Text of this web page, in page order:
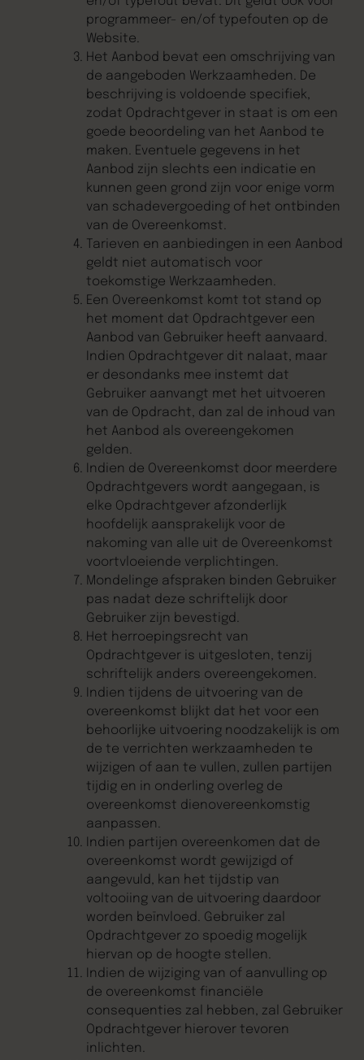
programmeer- en/of typefouten op de
Website.
Het Aanbod bevat een omschrijving van
de aangeboden Werkzaamheden. De
beschrijving is voldoende specifiek,
zodat Opdrachtgever in staat is om een
goede beoordeling van het Aanbod te
maken. Eventuele gegevens in het
Aanbod zijn slechts een indicatie en
kunnen geen grond zijn voor enige vorm
van schadevergoeding of het ontbinden
van de Overeenkomst.
Tarieven en aanbiedingen in een Aanbod
geldt niet automatisch voor
toekomstige Werkzaamheden.
Een Overeenkomst komt tot stand op
het moment dat Opdrachtgever een
Aanbod van Gebruiker heeft aanvaard.
Indien Opdrachtgever dit nalaat, maar
er desondanks mee instemt dat
Gebruiker aanvangt met het uitvoeren
van de Opdracht, dan zal de inhoud van
het Aanbod als overeengekomen
gelden.
Indien de Overeenkomst door meerdere
Opdrachtgevers wordt aangegaan, is
elke Opdrachtgever afzonderlijk
hoofdelijk aansprakelijk voor de
nakoming van alle uit de Overeenkomst
voortvloeiende verplichtingen.
Mondelinge afspraken binden Gebruiker
pas nadat deze schriftelijk door
Gebruiker zijn bevestigd.
Het herroepingsrecht van
Opdrachtgever is uitgesloten, tenzij
schriftelijk anders overeengekomen.
Indien tijdens de uitvoering van de
overeenkomst blijkt dat het voor een
behoorlijke uitvoering noodzakelijk is om
de te verrichten werkzaamheden te
wijzigen of aan te vullen, zullen partijen
tijdig en in onderling overleg de
overeenkomst dienovereenkomstig
aanpassen.
Indien partijen overeenkomen dat de
overeenkomst wordt gewijzigd of
aangevuld, kan het tijdstip van
voltooiing van de uitvoering daardoor
worden beïnvloed. Gebruiker zal
Opdrachtgever zo spoedig mogelijk
hiervan op de hoogte stellen.
Indien de wijziging van of aanvulling op
de overeenkomst financiële
consequenties zal hebben, zal Gebruiker
Opdrachtgever hierover tevoren
inlichten.